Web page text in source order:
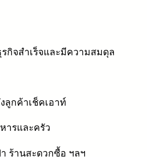
กิจสำเร็จและมีความสมดุล
ลูกค้าเช็คเอาท์
ารและครัว
ร้านสะดวกซื้อ ฯลฯ